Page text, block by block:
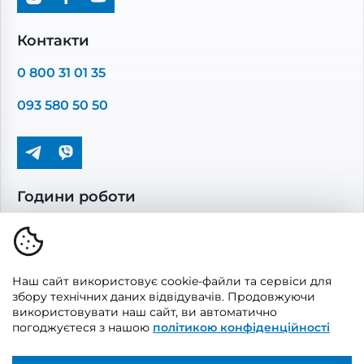
Промислова вентиляція
Комплектуючі вентиляції
Решітки вентиляційні
Дверцята ревізійні
Контакти
0 800 31 01 35
093 580 50 50
Години роботи
Сб-Нд: вихідні
Наш сайт використовує cookie-файли та сервіси для
збору технічних даних відвідувачів. Продовжуючи
використовувати наш сайт, ви автоматично
погоджуєтеся з нашою політикою конфіденційності